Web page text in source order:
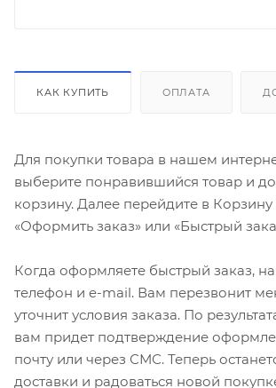
КАК КУПИТЬ ОПЛАТА
Для покупки товара в нашем
выберите понравившийся товар и
корзину. Далее перейдите в
«Оформить заказ» или «Быстрый
Когда оформляете быстрый заказ,
телефон и e-mail. Вам перезвонит
уточнит условия заказа. По
вам придет подтверждение
почту или через СМС. Теперь
доставки и радоваться новой